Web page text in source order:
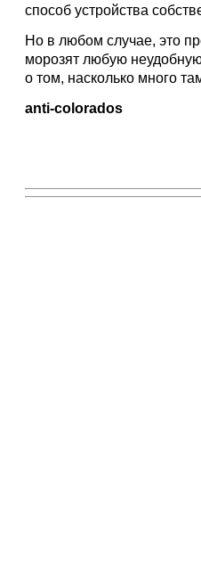
способ устройства
Но в любом случае, это
морозят любую
о том, насколько много
anti-colorados